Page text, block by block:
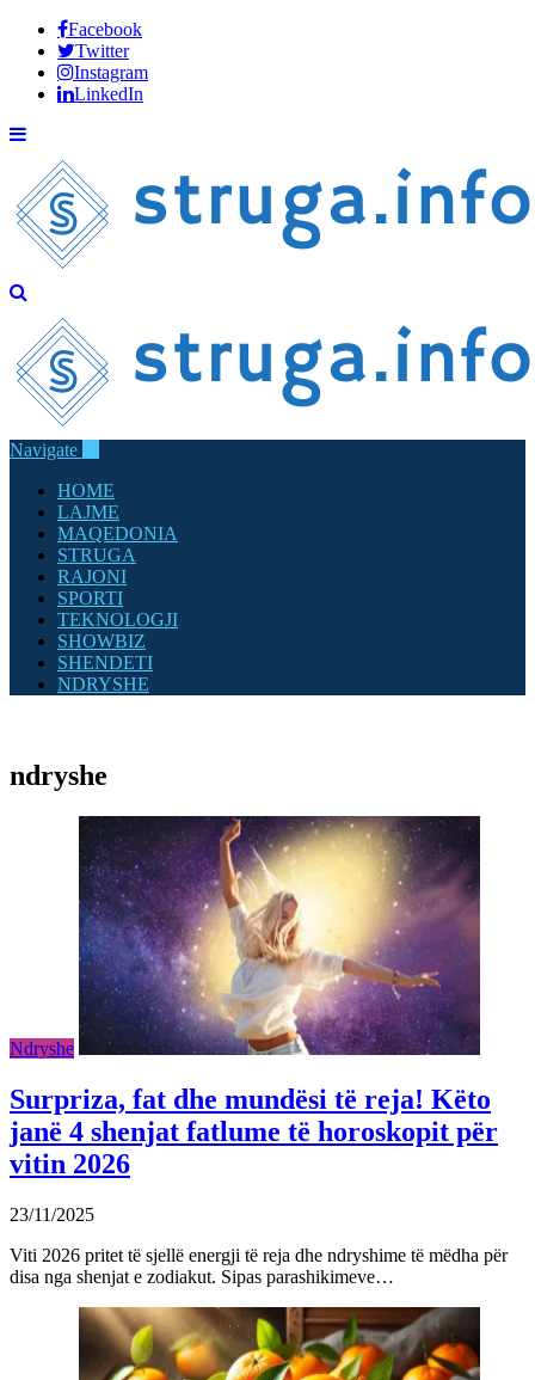
Facebook
Twitter
Instagram
LinkedIn
Navigate
HOME
LAJME
MAQEDONIA
STRUGA
RAJONI
SPORTI
TEKNOLOGJI
SHOWBIZ
SHENDETI
NDRYSHE
ndryshe
Ndryshe
Surpriza, fat dhe mundësi të reja! Këto
janë 4 shenjat fatlume të horoskopit për
vitin 2026
23/11/2025
Viti 2026 pritet të sjellë energji të reja dhe ndryshime të mëdha për
disa nga shenjat e zodiakut. Sipas parashikimeve…